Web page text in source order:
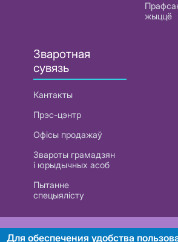
жыццё
Зваротная
сувязь
Кантакты
Прэс-цэнтр
Офісы продажаў
Звароты грамадзян
і юрыдычных асоб
Пытанне
спецыялісту
РУП «Белтэлекам». УНП 101007741
Для обеспечения удобства